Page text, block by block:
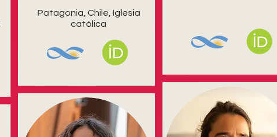
Patagonia, Chile, Iglesia
católica